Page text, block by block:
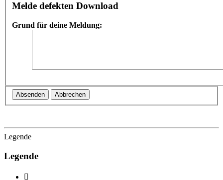
Melde defekten Download
Grund für deine Meldung:
Legende
Legende